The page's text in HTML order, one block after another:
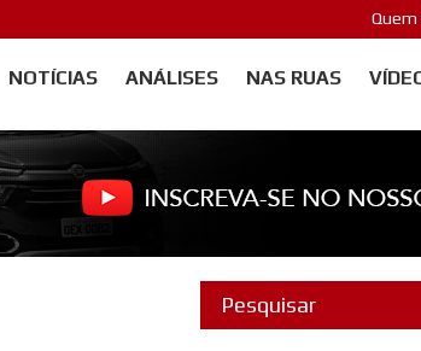
Quem
NOTÍCIAS ANÁLISES NAS RUAS